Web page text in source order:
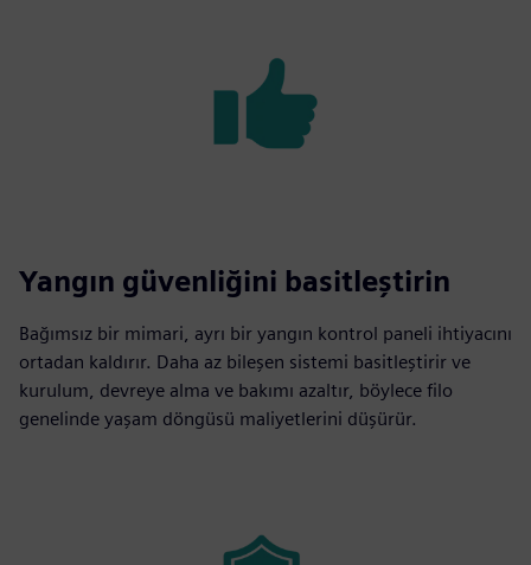
Yangın güvenliğini basitleştirin
Bağımsız bir mimari, ayrı bir yangın kontrol paneli ihtiyacını
ortadan kaldırır. Daha az bileşen sistemi basitleştirir ve
kurulum, devreye alma ve bakımı azaltır, böylece filo
genelinde yaşam döngüsü maliyetlerini düşürür.